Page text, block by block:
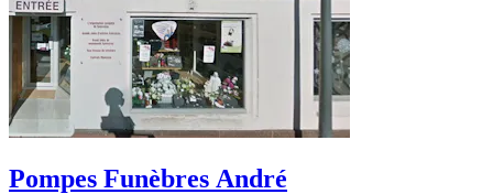
Pompes Funèbres André